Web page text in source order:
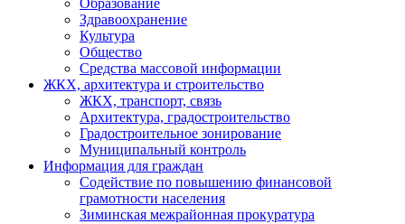
Образование
Здравоохранение
Культура
Общество
Средства массовой информации
ЖКХ, архитектура и строительство
ЖКХ, транспорт, связь
Архитектура, градостроительство
Градостроительное зонирование
Муниципальный контроль
Информация для граждан
Содействие по повышению финансовой
грамотности населения
Зиминская межрайонная прокуратура